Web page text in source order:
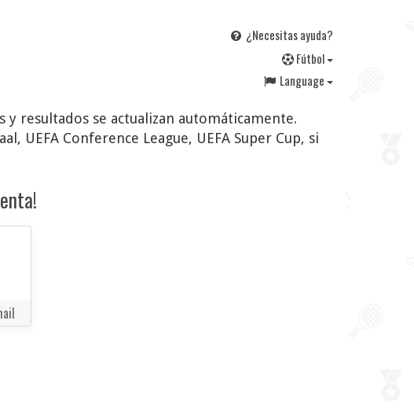
¿Necesitas ayuda?
Fútbol
Language
resultados se actualizan automáticamente.
UEFA Conference League, UEFA Super Cup, si